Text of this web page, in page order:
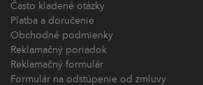
Často kladené otázky
Platba a doručenie
Obchodné podmienky
Reklamačný poriadok
Reklamačný formulár
Formulár na odstúpenie od zmluvy